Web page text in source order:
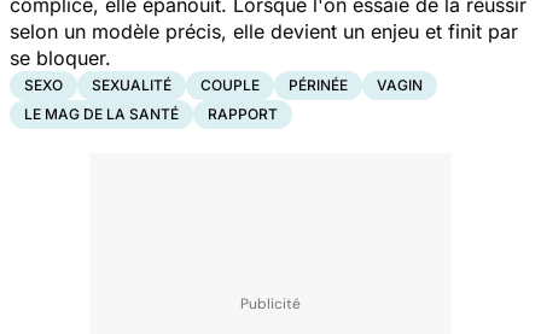
selon un modèle précis, elle devient un enjeu et finit par
se bloquer.
SEXO SEXUALITÉ COUPLE PÉRINÉE
VAGIN
LE MAG DE LA SANTÉ
RAPPORT